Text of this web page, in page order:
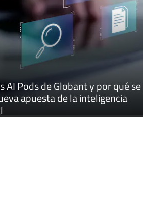
AI Pods de Globant y por qué se
apuesta de la inteligencia